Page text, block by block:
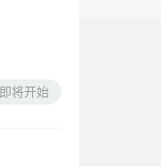
即将开始